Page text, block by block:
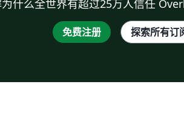
什么全世界有超过25万人信任
免费注册 探索所有订